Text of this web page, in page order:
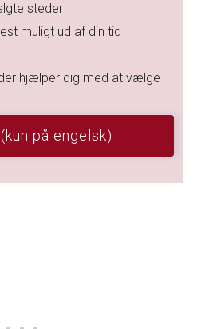
steder
muligt ud af din tid
hjælper dig med at vælge
på engelsk)